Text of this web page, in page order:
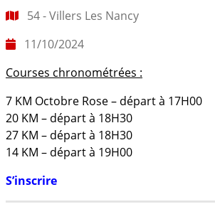
54 - Villers Les Nancy
11/10/2024
Courses chronométrées :
7 KM Octobre Rose – départ à 17H00
20 KM – départ à 18H30
27 KM – départ à 18H30
14 KM – départ à 19H00
S’inscrire